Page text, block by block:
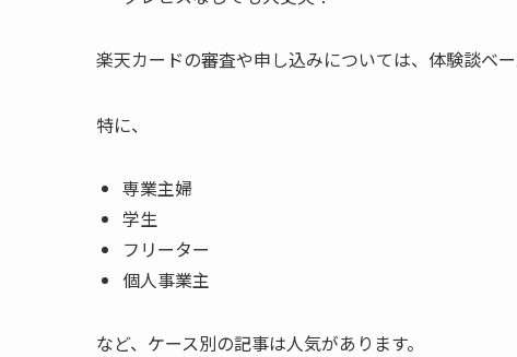
楽天カードの審査や申し込みについては、体験談ベ
特に、
専業主婦
学生
フリーター
個人事業主
など、ケース別の記事は人気があります。